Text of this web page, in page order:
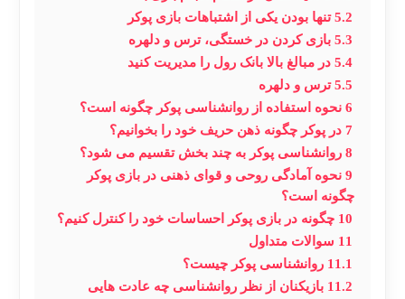
5.2 تنها بودن یکی از اشتباهات بازی پوکر
5.3 بازی کردن در خستگی، ترس و دلهره
5.4 در مبالغ بالا بانک رول را مدیریت کنید
5.5 ترس و دلهره
6 نحوه استفاده از روانشناسی پوکر چگونه است؟
7 در پوکر چگونه ذهن حریف خود را بخوانیم؟
8 روانشناسی پوکر به چند بخش تقسیم می شود؟
9 نحوه آمادگی روحی و قوای ذهنی در بازی پوکر
چگونه است؟
10 چگونه در بازی پوکر احساسات خود را کنترل کنیم؟
11 سوالات متداول
11.1 روانشناسی پوکر چیست؟
11.2 بازیکنان از نظر روانشناسی چه عادت هایی